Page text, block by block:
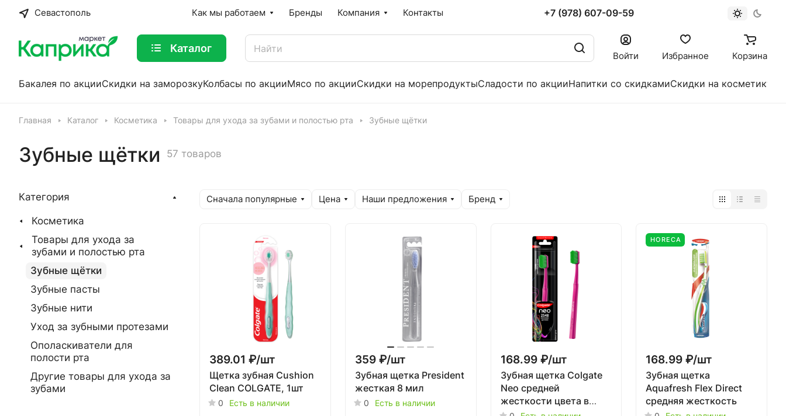
Севастополь Как мы работаем Бренды Компания Контакты +7 (978) 607-09-59
Каталог
Войти Избранное Корзина
Бакалея по акцииСкидки на заморозкуКолбасы по акцииМясо по акцииСкидки на морепродуктыСладости по акцииНапитки со скидкамиСкидки на косметику
Главная Каталог Косметика Товары для ухода за зубами и полостью рта Зубные щётки
Зубные щётки 57 товаров
Сначала популярные Цена Наши предложения Бренд
389.01 ₽/шт
Щетка зубная Cushion
Clean COLGATE, 1шт
0 Есть в наличии
359 ₽/шт
Зубная щетка President
жесткая 8 мил
0 Есть в наличии
168.99 ₽/шт
Зубная щетка Colgate
Neo средней
жесткости цвета в
HORECA
168.99 ₽/шт
Зубная щетка
Aquafresh Flex Direct
средняя жесткость
Категория
Косметика
Товары для ухода за
зубами и полостью рта
Зубные щётки
Зубные пасты
Зубные нити
Уход за зубными протезами
Ополаскиватели для
полости рта
Другие товары для ухода за
зубами